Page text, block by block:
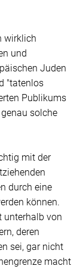
wirklich
und
Juden
"tatenlos
Publikums
solche
mit der
durch eine
können.
unterhalb von
deren
sei, gar nicht
macht